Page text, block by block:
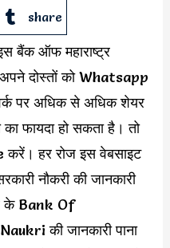
share
बैंक ऑफ महाराष्ट्र
दोस्तों को Whatsapp
पर अधिक से अधिक शेयर
फायदा हो सकता है। तो
हर रोज इस वेबसाइट
नौकरी की जानकारी
के Bank Of
की जानकारी पाना